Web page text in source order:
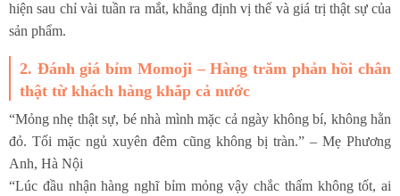
hiện sau chỉ vài tuần ra mắt, khẳng định vị thế và giá trị thật sự của
sản phẩm.
2. Đánh giá bỉm Momoji – Hàng trăm phản hồi chân
thật từ khách hàng khắp cả nước
“Mỏng nhẹ thật sự, bé nhà mình mặc cả ngày không bí, không hằn
đỏ. Tối mặc ngủ xuyên đêm cũng không bị tràn.” – Mẹ Phương
Anh, Hà Nội
“Lúc đầu nhận hàng nghĩ bỉm mỏng vậy chắc thấm không tốt, ai